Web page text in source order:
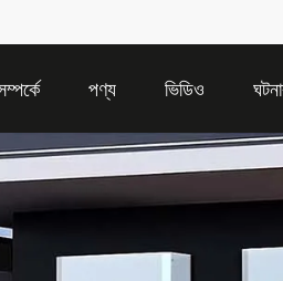
পণ্য ভিডিও